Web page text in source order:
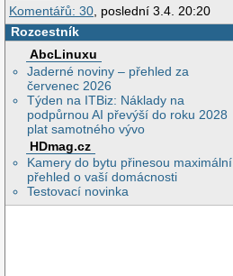
Komentářů: 30, poslední 3.4. 20:20
Rozcestník
AbcLinuxu
Jaderné noviny – přehled za
červenec 2026
Týden na ITBiz: Náklady na
podpůrnou AI převýší do roku 2028
plat samotného vývo
HDmag.cz
Kamery do bytu přinesou maximální
přehled o vaší domácnosti
Testovací novinka